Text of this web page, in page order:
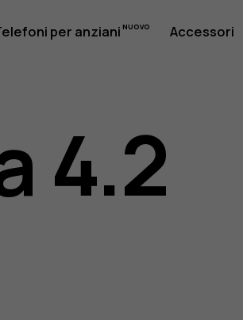
per anziani Accessori
4.2